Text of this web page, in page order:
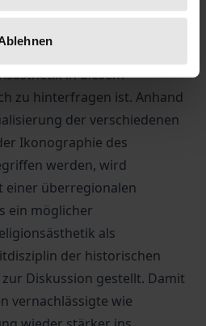
in diesem
zu hinterfragen ist. Anhand
der verschiedenen
Ikonographie des
werden, wird
einer überregionalen
ein möglicher
als
der historischen
Diskussion gestellt. Damit
vernachlässigte wie